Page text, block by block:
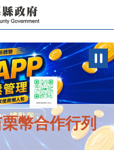
幣合作行列